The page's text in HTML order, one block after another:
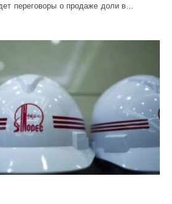
переговоры о продаже доли в…